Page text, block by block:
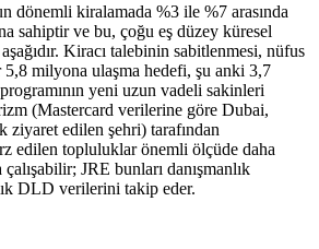
dönemli kiralamada %3 ile %7 arasında
sahiptir ve bu, çoğu eş düzey küresel
Kiracı talebinin sabitlenmesi, nüfus
5,8 milyona ulaşma hedefi, şu anki 3,7
yeni uzun vadeli sakinleri
(Mastercard verilerine göre Dubai,
ziyaret edilen şehri) tarafından
edilen topluluklar önemli ölçüde daha
JRE bunları danışmanlık
DLD verilerini takip eder.